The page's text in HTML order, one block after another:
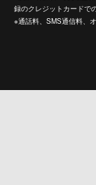
録のクレジットカードで
※通話料、SMS通信料、